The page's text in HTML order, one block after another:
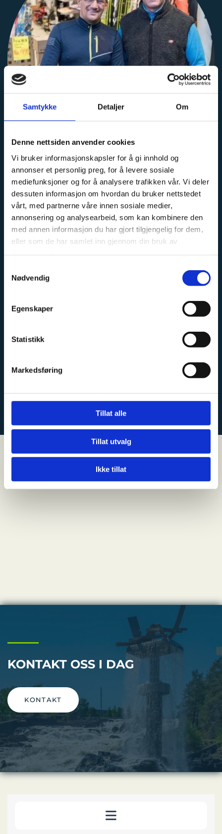
Samtykke Detaljer Om
Denne nettsiden anvender cookies
Vi bruker informasjonskapsler for å gi innhold og
annonser et personlig preg, for å levere sosiale
mediefunksjoner og for å analysere trafikken vår. Vi deler
dessuten informasjon om hvordan du bruker nettstedet
vårt, med partnerne våre innen sosiale medier,
annonsering og analysearbeid, som kan kombinere den
med annen informasjon du har gjort tilgjengelig for dem,
eller som de har samlet inn gjennom din bruk av
Nødvendig
Egenskaper
Statistikk
Markedsføring
Tillat alle
Tillat utvalg
Ikke tillat
OM OSS
Kremmertorvet Sport og Fritid er en fagbutikk, med
stort fokus på sykkel, langrenn og fiske. Vi har erfarne
ansatte, med stor faglig kunnskap innen sine
proffesjonelle sykkellag.
Vi fører sykler fra Cannondale, Haibike, GT og Eddy
Merckx. Ta kontakt for priser og tilgjengelighet, vi
NYHETER
KONTAKT OSS I DAG
KONTAKT